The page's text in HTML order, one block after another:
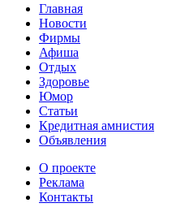
Главная
Новости
Фирмы
Афиша
Отдых
Здоровье
Юмор
Статьи
Кредитная амнистия
Объявления
О проекте
Реклама
Контакты